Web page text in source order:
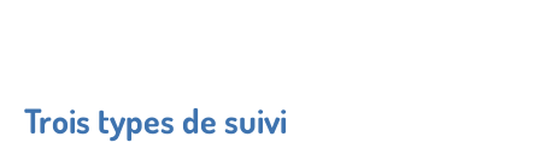
Trois types de suivi